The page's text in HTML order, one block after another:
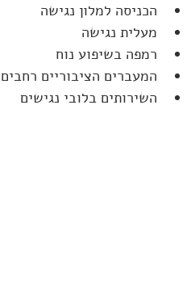
הכניסה למלון נגישה
מעלית נגישה
רמפה בשיפוע נוח
המעברים הציבוריים רחבים
השירותים בלובי נגישים